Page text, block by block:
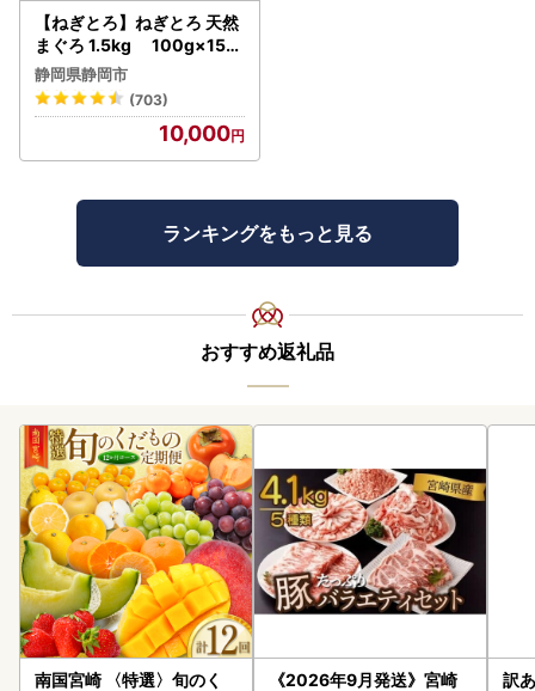
【ねぎとろ】ねぎとろ 天然
まぐろ 1.5kg 100g×15パ
ック
静岡県静岡市
(703)
10,000
ランキングをもっと見る
おすすめ返礼品
南国宮崎 〈特選〉旬のく
《2026年9月発送》宮崎
訳